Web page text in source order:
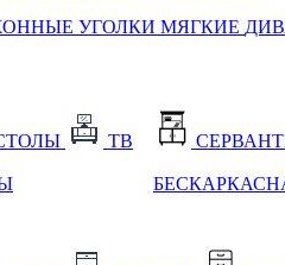
УГОЛКИ МЯГКИЕ
ТВ